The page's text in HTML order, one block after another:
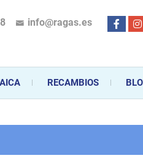
gas y electricidad desde hace más
personalizado en la venta,
info@ragas.es
RECAMBIOS